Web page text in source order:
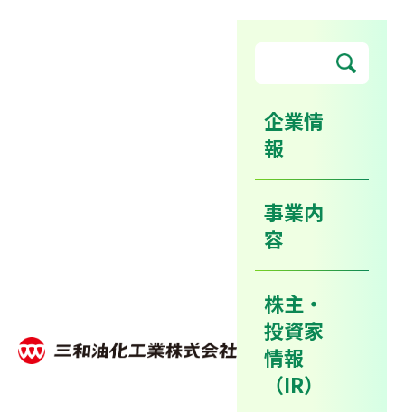
企業情
報
事業内
容
株主・
投資家
情報
（IR）
2015年4月入社 新卒社員の
募集（リクナビ2015エントリ
ー受付）を開始しました。
2015年4月入社 新卒社員の募集（リクナビ2015エントリー受
付）を開始しました。